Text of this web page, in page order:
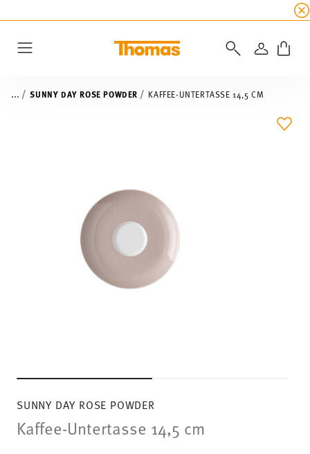
Bis
... SUNNY DAY ROSE POWDER KAFFEE-UNTERTASSE 14,5 CM
SUNNY DAY ROSE POWDER
Kaffee-Untertasse 14,5 cm
ADD